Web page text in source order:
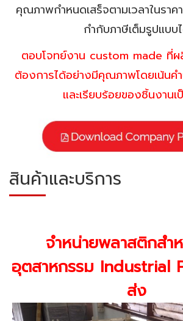
คุณภาพกำหนดเสร็จตามเวลาในรา
กำกับภาษีเต็มรูปแบบ
ตอบโจทย์งาน custom made ที่
ต้องการได้อย่างมีคุณภาพโดยเน้นค
และเรียบร้อยของชิ้นงาน
สินค้าและบริการ
จำหน่ายพลาสติกสำ
อุตสาหกรรม Industrial
ส่ง